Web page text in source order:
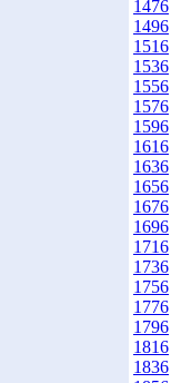
1476
1496
1516
1536
1556
1576
1596
1616
1636
1656
1676
1696
1716
1736
1756
1776
1796
1816
1836